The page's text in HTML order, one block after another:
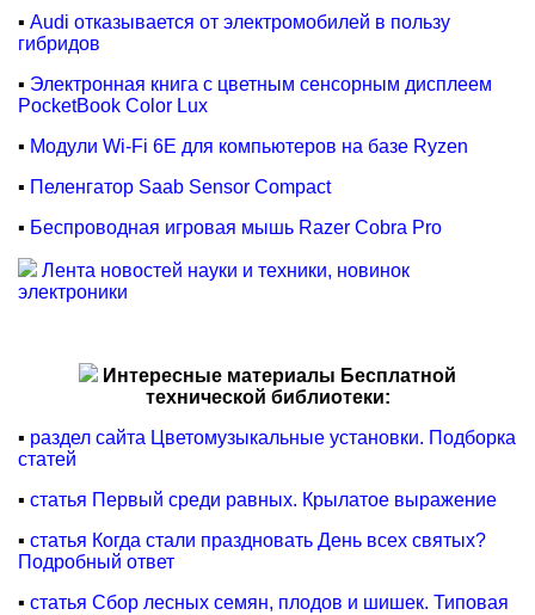
▪ Audi отказывается от электромобилей в пользу
гибридов
▪ Электронная книга с цветным сенсорным дисплеем
PocketBook Color Lux
▪ Модули Wi-Fi 6E для компьютеров на базе Ryzen
▪ Пеленгатор Saab Sensor Compact
▪ Беспроводная игровая мышь Razer Cobra Pro
Лента новостей науки и техники, новинок
электроники
Интересные материалы Бесплатной
технической библиотеки:
▪ раздел сайта Цветомузыкальные установки. Подборка
статей
▪ статья Первый среди равных. Крылатое выражение
▪ статья Когда стали праздновать День всех святых?
Подробный ответ
▪ статья Сбор лесных семян, плодов и шишек. Типовая